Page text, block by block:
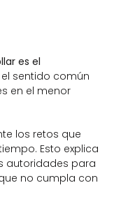
es el
el sentido común
en el menor
los retos que
Esto explica
autoridades para
no cumpla con